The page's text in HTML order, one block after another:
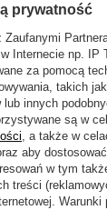
prywatność
Zaufanymi
Internecie np. IP
za pomocą
takich
innych
są w
, a także w
aby
w tym
treści